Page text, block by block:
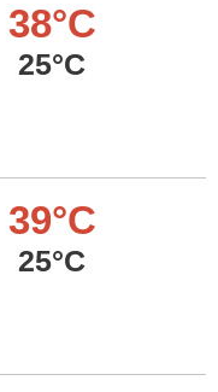
38°C
25°C
39°C
25°C